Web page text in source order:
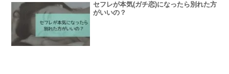
セフレが本気(ガチ恋)になったら別れた方
がいいの？